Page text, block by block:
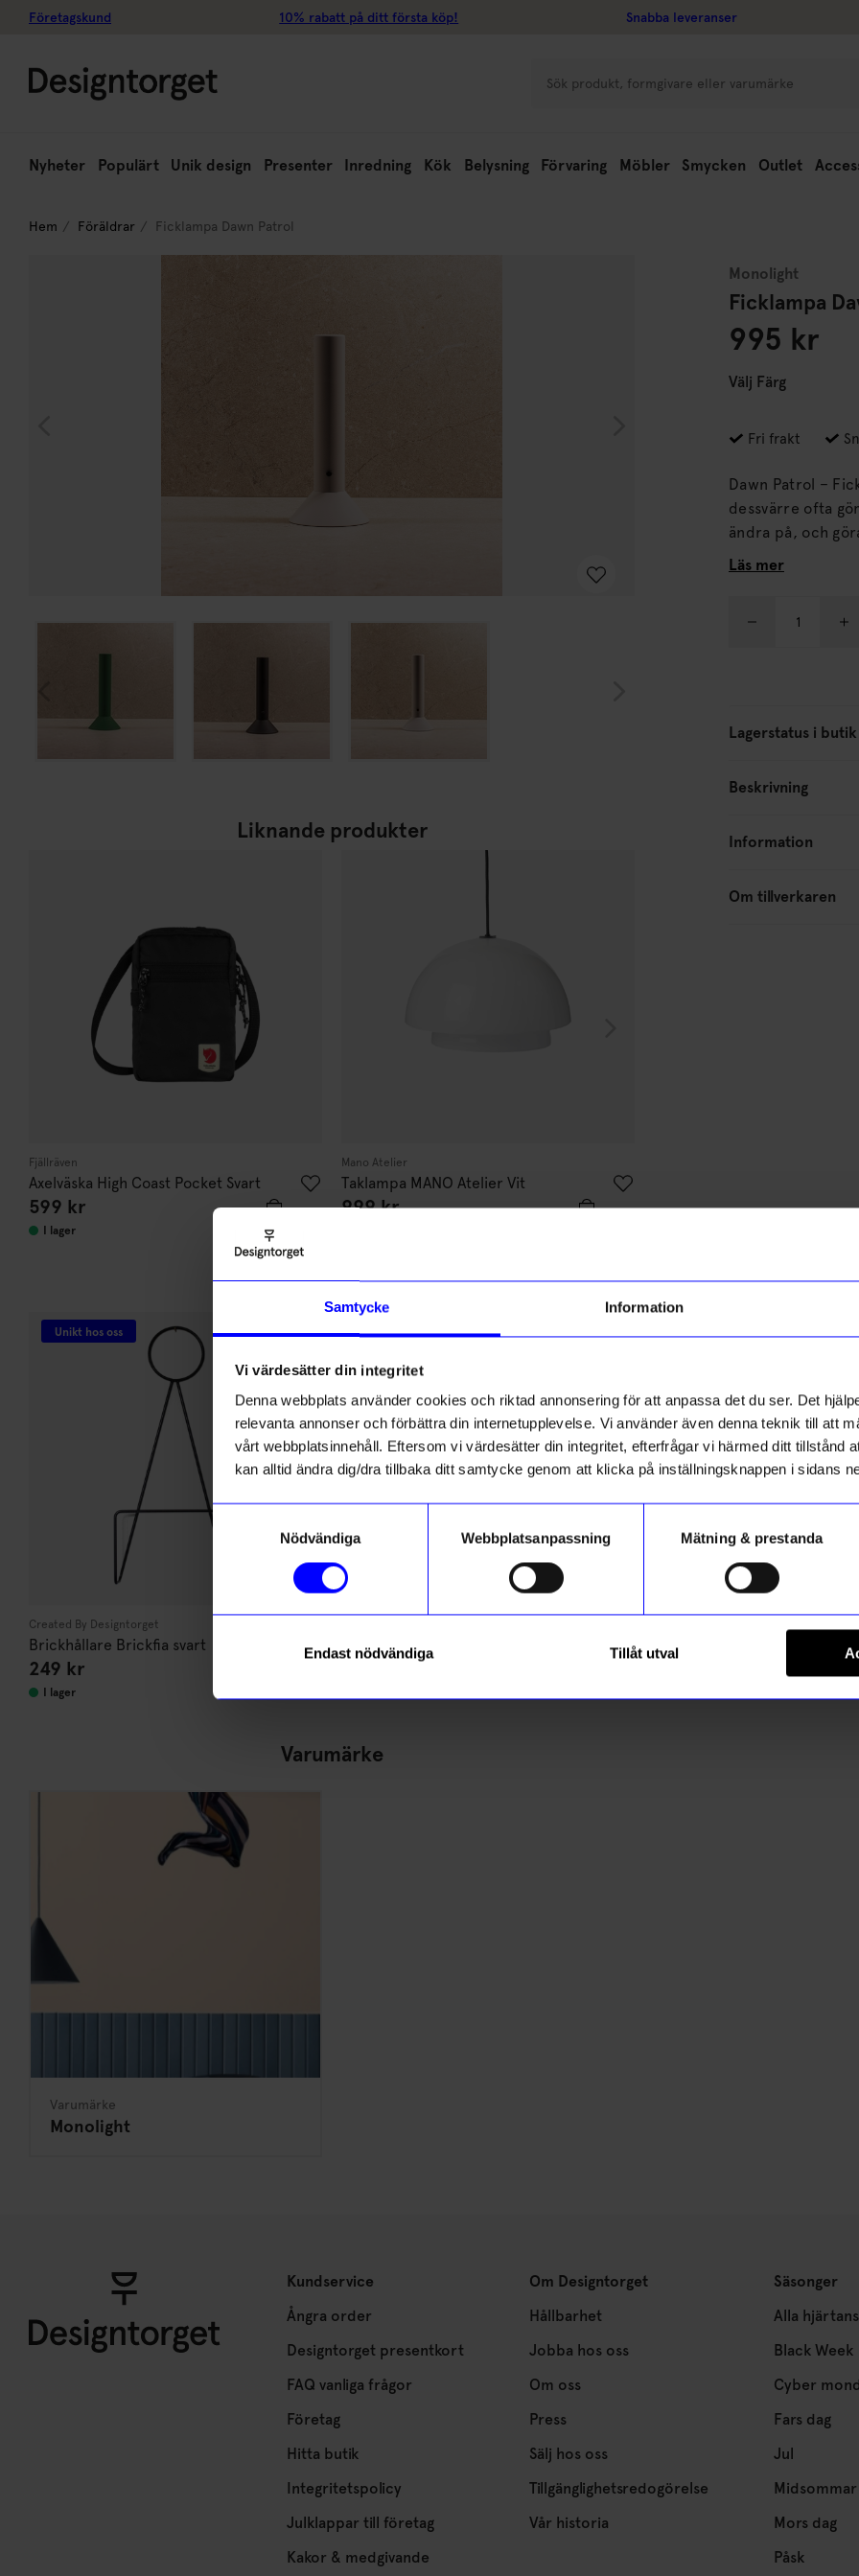
Samtycke Information
Vi värdesätter din integritet
Denna webbplats använder cookies och riktad annonsering för att anpassa det du ser. Det
relevanta annonser och förbättra din internetupplevelse. Vi använder även denna teknik till att
vårt webbplatsinnehåll. Eftersom vi värdesätter din integritet, efterfrågar vi härmed ditt tillstånd
kan alltid ändra dig/dra tillbaka ditt samtycke genom att klicka på inställningsknappen i sidans
Samtyckesval
Nödvändiga
Webbplatsanpassning Mätning & prestanda
Endast nödvändiga Tillåt utval
Företagskund 10% rabatt på ditt första köp! Snabba leveranser
Nyheter Populärt Unik design Presenter Inredning Kök Belysning Förvaring Möbler Smycken Outlet
Hem Föräldrar Ficklampa Dawn Patrol
Liknande produkter
Fjällräven
Axelväska High Coast Pocket Svart
599 kr
I lager
Mano Atelier
Taklampa MANO Atelier Vit
999kr 899,38kr
Unikt hos oss
Created By Designtorget
Brickhållare Brickfia svart
249 kr
I lager
Bok Fler svenska barnvisor
Bordsfläkt trådlös Fantastic
Varumärke
Varumärke
Monolight
Monolight
Ficklampa
995 kr
Välj Färg
Fri frakt
Dawn Patrol –
dessvärre ofta gömd i
ändra på, och
och med stolthet kan visa upp. Daniel
Läs mer
Lagerstatus i butik
Beskrivning
Information
Om tillverkaren
Kundservice
Ångra order
Designtorget presentkort
FAQ vanliga frågor
Företag
Hitta butik
Integritetspolicy
Julklappar till företag
Kakor & medgivande
Om Designtorget
Hållbarhet
Jobba hos oss
Om oss
Press
Sälj hos oss
Tillgänglighetsredogörelse
Vår historia
Säsonger
Alla
Black Week
Cyber
Fars dag
Jul
Midsommar
Mors dag
Påsk